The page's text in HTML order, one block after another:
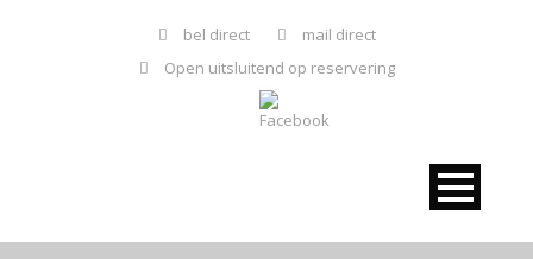
bel direct
mail direct
Open uitsluitend op reservering